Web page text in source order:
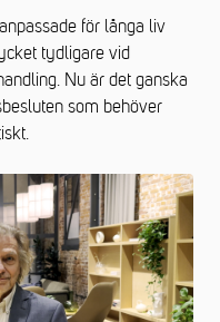
för långa liv
tydligare vid
Nu är det ganska
som behöver